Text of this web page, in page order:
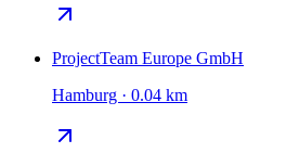
ProjectTeam Europe GmbH
Hamburg · 0.04 km